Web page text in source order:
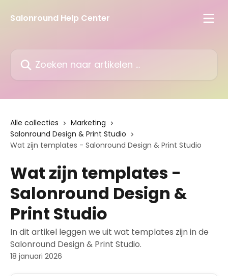
Salonround Help Center
Alle collecties
Marketing
Salonround Design & Print Studio
Wat zijn templates - Salonround Design & Print Studio
Wat zijn templates -
Salonround Design &
Print Studio
In dit artikel leggen we uit wat templates zijn in de
Salonround Design & Print Studio.
18 januari 2026